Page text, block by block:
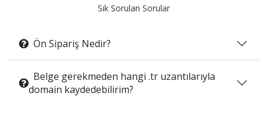
Sık Sorulan Sorular
Ön Sipariş Nedir?
Belge gerekmeden hangi .tr uzantılarıyla
domain kaydedebilirim?